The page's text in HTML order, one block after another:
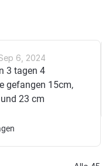
6, 2024
3 tagen 4
gefangen 15cm,
23 cm